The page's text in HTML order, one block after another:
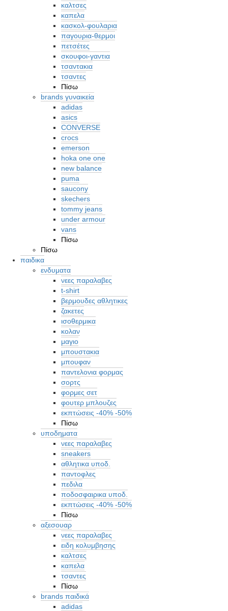
καλτσες
καπελα
κασκολ-φουλαρια
παγουρια-θερμοι
πετσέτες
σκουφοι-γαντια
τσαντακια
τσαντες
Πίσω
brands γυναικεία
adidas
asics
CONVERSE
crocs
emerson
hoka one one
new balance
puma
saucony
skechers
tommy jeans
under armour
vans
Πίσω
Πίσω
παιδικα
ενδυματα
νεες παραλαβες
t-shirt
βερμουδες αθλητικες
ζακετες
ισοθερμικα
κολαν
μαγιο
μπουστακια
μπουφαν
παντελονια φορμας
σορτς
φορμες σετ
φουτερ μπλουζες
εκπτώσεις -40% -50%
Πίσω
υποδηματα
νεες παραλαβες
sneakers
αθλητικα υποδ.
παντοφλες
πεδιλα
ποδοσφαιρικα υποδ.
εκπτώσεις -40% -50%
Πίσω
αξεσουαρ
νεες παραλαβες
ειδη κολυμβησης
καλτσες
καπελα
τσαντες
Πίσω
brands παιδικά
adidas